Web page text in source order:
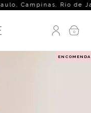
Campinas, Rio de
0
ENCOMENDA